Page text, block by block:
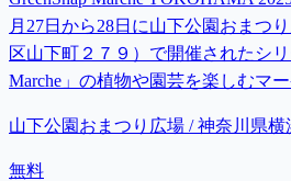
月27日から28日に山下公園おまつ
区山下町２７９）で開催されたシリ
Marche」の植物や園芸を楽しむマ
山下公園おまつり広場 / 神奈川県横
無料